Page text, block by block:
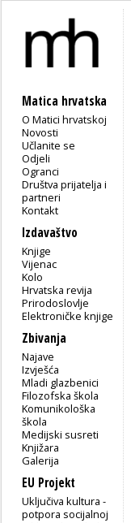
Matica hrvatska
O Matici hrvatskoj
Novosti
Učlanite se
Odjeli
Ogranci
Društva prijatelja i
partneri
Kontakt
Izdavaštvo
Knjige
Vijenac
Kolo
Hrvatska revija
Prirodoslovlje
Elektroničke knjige
Zbivanja
Najave
Izvješća
Mladi glazbenici
Filozofska škola
Komunikološka
škola
Medijski susreti
Knjižara
Galerija
EU Projekt
Uključiva kultura -
potpora socijalnoj